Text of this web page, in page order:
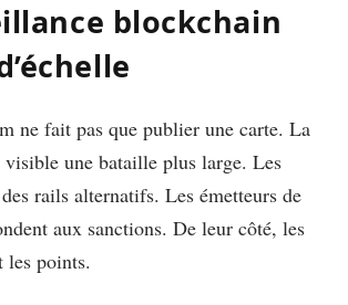
blockchain
ne fait pas que publier une carte. La
une bataille plus large. Les
rails alternatifs. Les émetteurs de
aux sanctions. De leur côté, les
les points.